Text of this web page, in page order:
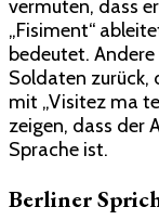
vermuten, dass
„Fisiment“
bedeutet.
Soldaten zurück,
mit „Visitez ma
zeigen, dass der
Sprache ist.
Berliner